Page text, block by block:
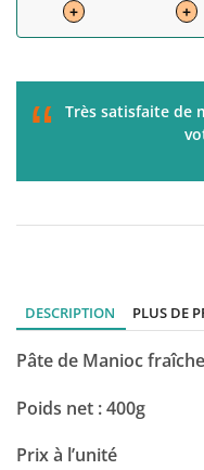
+ +
“
C'était parfait de
DESCRIPTION PLUS DE
Pâte de Manioc fraîche
Poids net : 400g
Prix à l’unité